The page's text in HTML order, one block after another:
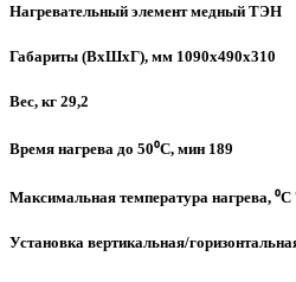
Нагревательный элемент медный ТЭН
Габариты (ВхШхГ), мм 1090х490х310
Вес, кг 29,2
Время нагрева до 50⁰C, мин 189
Максимальная температура нагрева, ⁰C
Установка вертикальная/